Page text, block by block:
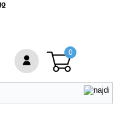
0